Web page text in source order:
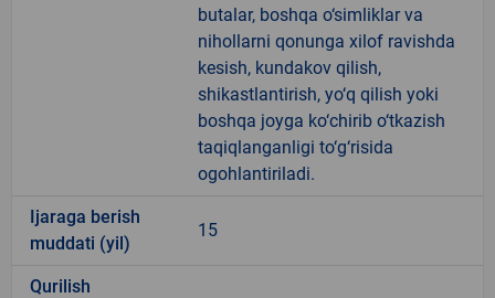
butalar, boshqa o‘simliklar va
nihollarni qonunga xilof ravishda
kesish, kundakov qilish,
shikastlantirish, yo‘q qilish yoki
boshqa joyga ko‘chirib o‘tkazish
taqiqlanganligi to‘g‘risida
ogohlantiriladi.
Ijaraga berish
muddati (yil)
15
Qurilish